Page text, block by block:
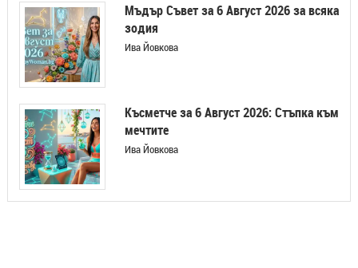
Мъдър Съвет за 6 Август 2026 за всяка
зодия
Ива Йовкова
Късметче за 6 Август 2026: Стъпка към
мечтите
Ива Йовкова